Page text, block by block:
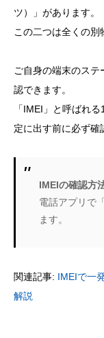
ツ）」があります。
この二つは全くの別
ご自身の端末のス
認できます。
「IMEI」と呼ばれ
定に出す前に必ず確
IMEIの確認方
電話アプリで
ます。
関連記事: IMEIで一
解説